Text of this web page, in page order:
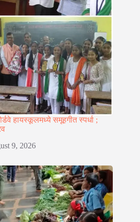
हायस्कूलमध्ये समूहगीत स्पर्धा ;
9, 2026